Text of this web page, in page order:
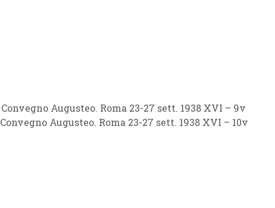
Augusteo. Roma 23-27 sett. 1938 XVI – 9v
Augusteo. Roma 23-27 sett. 1938 XVI – 10v